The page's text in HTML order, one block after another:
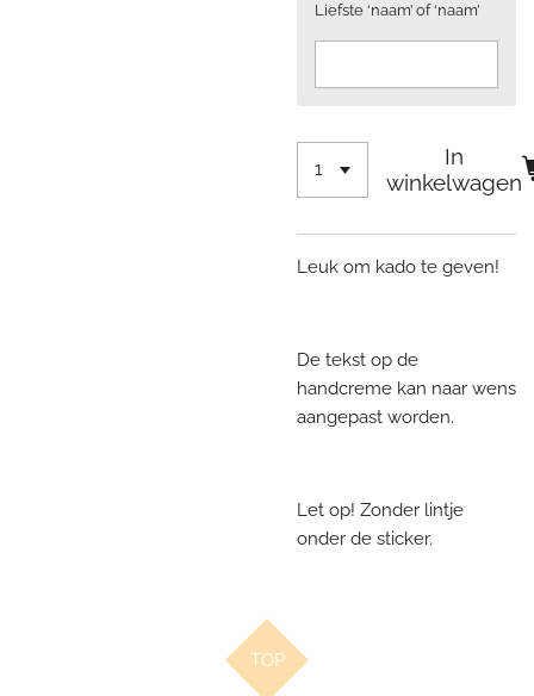
Liefste ‘naam’ of ‘naam’
In
winkelwagen
Leuk om kado te geven!
De tekst op de
handcreme kan naar wens
aangepast worden.
Let op! Zonder lintje
onder de sticker.
TOP